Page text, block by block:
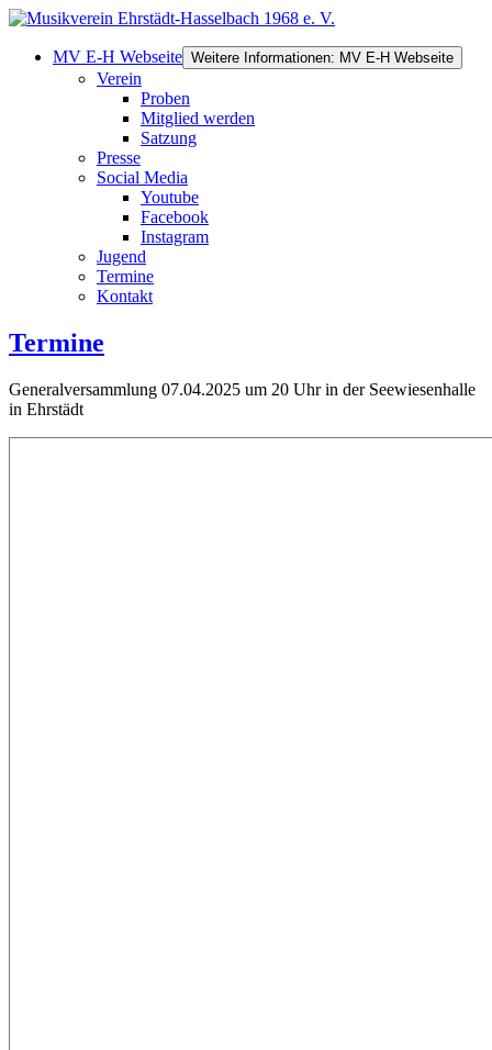
MV E-H Webseite Weitere Informationen: MV E-H Webseite
Verein
Proben
Mitglied werden
Satzung
Presse
Social Media
Youtube
Facebook
Instagram
Jugend
Termine
Kontakt
Termine
Generalversammlung 07.04.2025 um 20 Uhr in der Seewiesenhalle
in Ehrstädt